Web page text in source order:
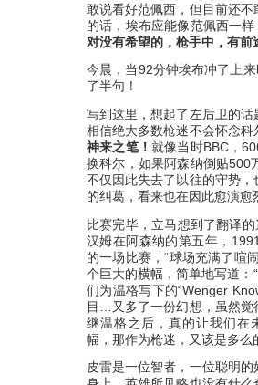
敢说看好范佩西，但目前还
的话，埃布应能像范佩西一样
对没有希望的，枪手中，有
今晨，当92分钟埃布冲了上
了半句！
写到这里，想起了左后卫的
相信绝大多数枪迷不会怀念科
神来之笔！就像当时BBC，
换科尔，如果阿森纳倒贴500
不仅因此失去了以往的守势
的纠葛，看来也在因此愈演
比赛完毕，立马想到了翻译
汉姆在阿森纳的第五年，
的一场比赛，“球场充满了喧
个巨大的横幅，简单地写道：
们为温格写下的“Wenger
目…又多了一份幻想，虽然觉
继温格之后，真的让我们在
幅，那作为枪迷，又该是多
皮雷是一位智者，一位聪明